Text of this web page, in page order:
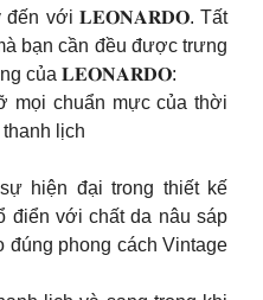
đến với 𝐋𝐄𝐎𝐍𝐀𝐑𝐃𝐎. Tất
bạn cần đều được trưng
của 𝐋𝐄𝐎𝐍𝐀𝐑𝐃𝐎:
mọi chuẩn mực của thời
lịch
hiện đại trong thiết kế
điển với chất da nâu sáp
đúng phong cách Vintage